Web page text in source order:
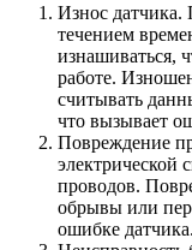
Износ датчика.
течением
изнашиваться,
работе.
считывать
что вызывает
Повреждение
электрической
проводов.
обрывы или
ошибке датчика.